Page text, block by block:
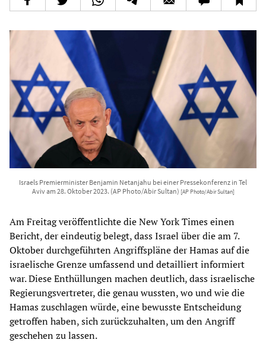
Israels Premierminister Benjamin Netanjahu bei einer Pressekonferenz in Tel
Aviv am 28. Oktober 2023. (AP Photo/Abir Sultan) [AP Photo/Abir Sultan]
Am Freitag veröffentlichte die New York Times einen
Bericht, der eindeutig belegt, dass Israel über die am 7.
Oktober durchgeführten Angriffspläne der Hamas auf die
israelische Grenze umfassend und detailliert informiert
war. Diese Enthüllungen machen deutlich, dass israelische
Regierungsvertreter, die genau wussten, wo und wie die
Hamas zuschlagen würde, eine bewusste Entscheidung
getroffen haben, sich zurückzuhalten, um den Angriff
geschehen zu lassen.